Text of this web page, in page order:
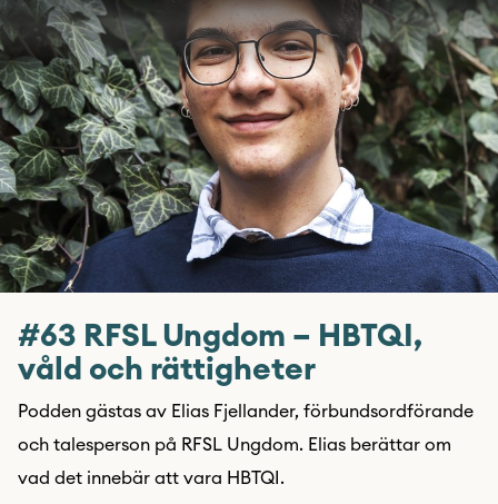
#63 RFSL Ungdom – HBTQI,
våld och rättigheter
Podden gästas av Elias Fjellander, förbundsordförande
och talesperson på RFSL Ungdom. Elias berättar om
vad det innebär att vara HBTQI.